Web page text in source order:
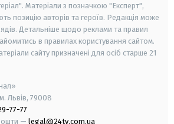
Матеріали з позначкою "Експерт",
позицію авторів та героїв. Редакція може
Детальніше щодо реклами та правил
в правилах користування сайтом.
сайту призначені для осіб старше 21
Львів, 79008
77-77
— legal@24tv.com.ua